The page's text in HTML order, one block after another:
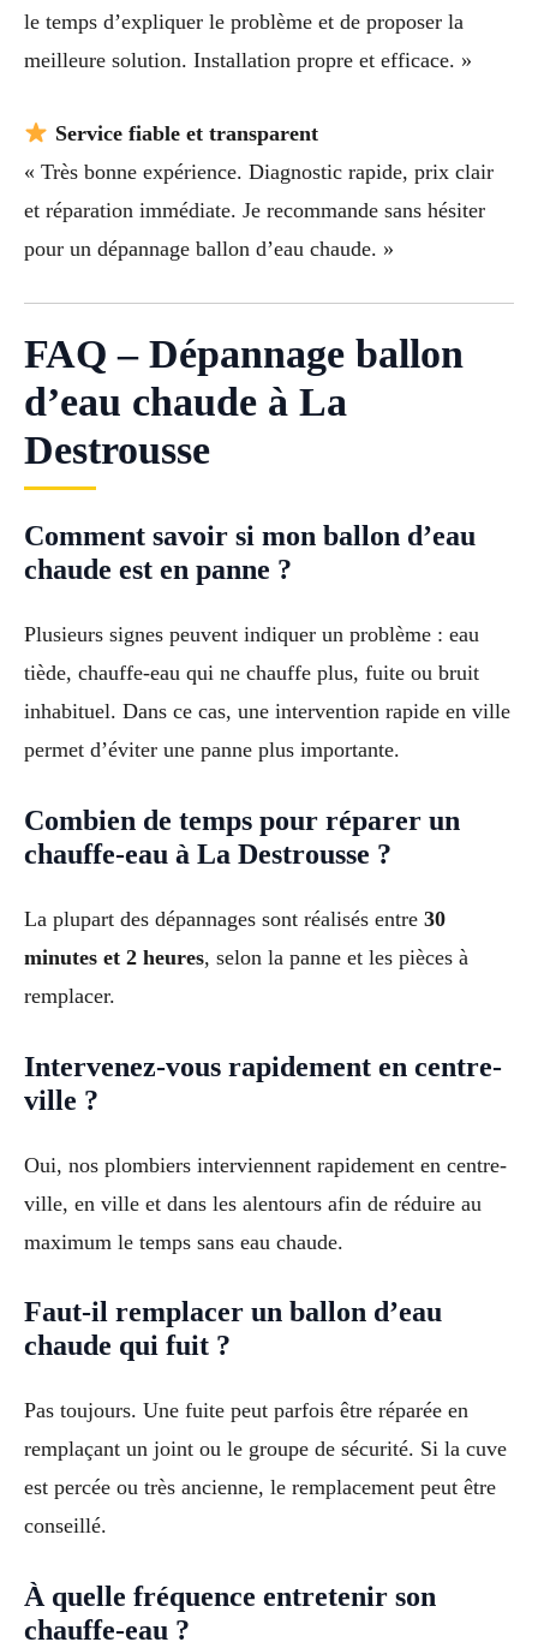
le temps d’expliquer le problème et de proposer la
meilleure solution. Installation propre et efficace. »
Service fiable et transparent
« Très bonne expérience. Diagnostic rapide, prix clair
et réparation immédiate. Je recommande sans hésiter
pour un dépannage ballon d’eau chaude. »
FAQ – Dépannage ballon
d’eau chaude à La
Destrousse
Comment savoir si mon ballon d’eau
chaude est en panne ?
Plusieurs signes peuvent indiquer un problème : eau
tiède, chauffe-eau qui ne chauffe plus, fuite ou bruit
inhabituel. Dans ce cas, une intervention rapide en ville
permet d’éviter une panne plus importante.
Combien de temps pour réparer un
chauffe-eau à La Destrousse ?
La plupart des dépannages sont réalisés entre 30
minutes et 2 heures, selon la panne et les pièces à
remplacer.
Intervenez-vous rapidement en centre-
ville ?
Oui, nos plombiers interviennent rapidement en centre-
ville, en ville et dans les alentours afin de réduire au
maximum le temps sans eau chaude.
Faut-il remplacer un ballon d’eau
chaude qui fuit ?
Pas toujours. Une fuite peut parfois être réparée en
remplaçant un joint ou le groupe de sécurité. Si la cuve
est percée ou très ancienne, le remplacement peut être
conseillé.
À quelle fréquence entretenir son
chauffe-eau ?